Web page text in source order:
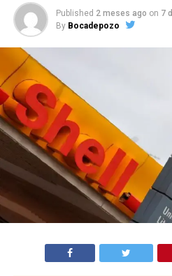
Published 2 meses ago on 7
By Bocadepozo